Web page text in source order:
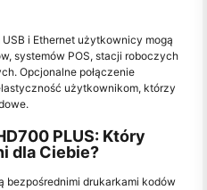
i Ethernet użytkownicy mogą
systemów POS, stacji roboczych
Opcjonalne połączenie
użytkownikom, którzy
PLUS: Który
dla Ciebie?
bezpośrednimi drukarkami kodów